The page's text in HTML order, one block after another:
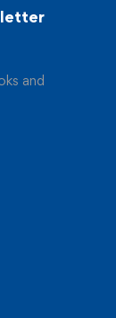
and